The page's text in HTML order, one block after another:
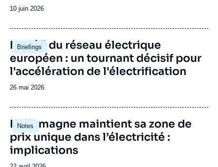
Date
publication
10 juin 2026
Briefings
Image
principale
Le défi du réseau électrique
européen : un tournant décisif pour
l'accélération de l'électrification
Date
publication
26 mai 2026
Notes
Image
principale
L’Allemagne maintient sa zone de
prix unique dans l’électricité :
implications